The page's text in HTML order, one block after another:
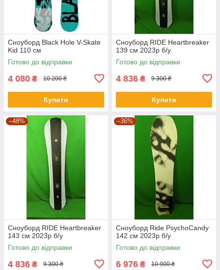
Сноуборд Black Hole V-Skate
Kid 110 см
Готово до відправки
4 080 ₴ 10 200 ₴
Купити
Сноуборд RIDE Heartbreaker
139 см 2023p б/у
Готово до відправки
4 836 ₴ 9 300 ₴
Купити
–48%
Сноуборд RIDE Heartbreaker
143 см 2023p б/у
Готово до відправки
4 836 ₴ 9 300 ₴
–36%
Сноуборд Ride PsychoCandy
142 см 2023p б/у
Готово до відправки
6 976 ₴ 10 900 ₴